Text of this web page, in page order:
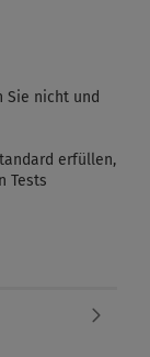
Sie nicht und
erfüllen,
Tests